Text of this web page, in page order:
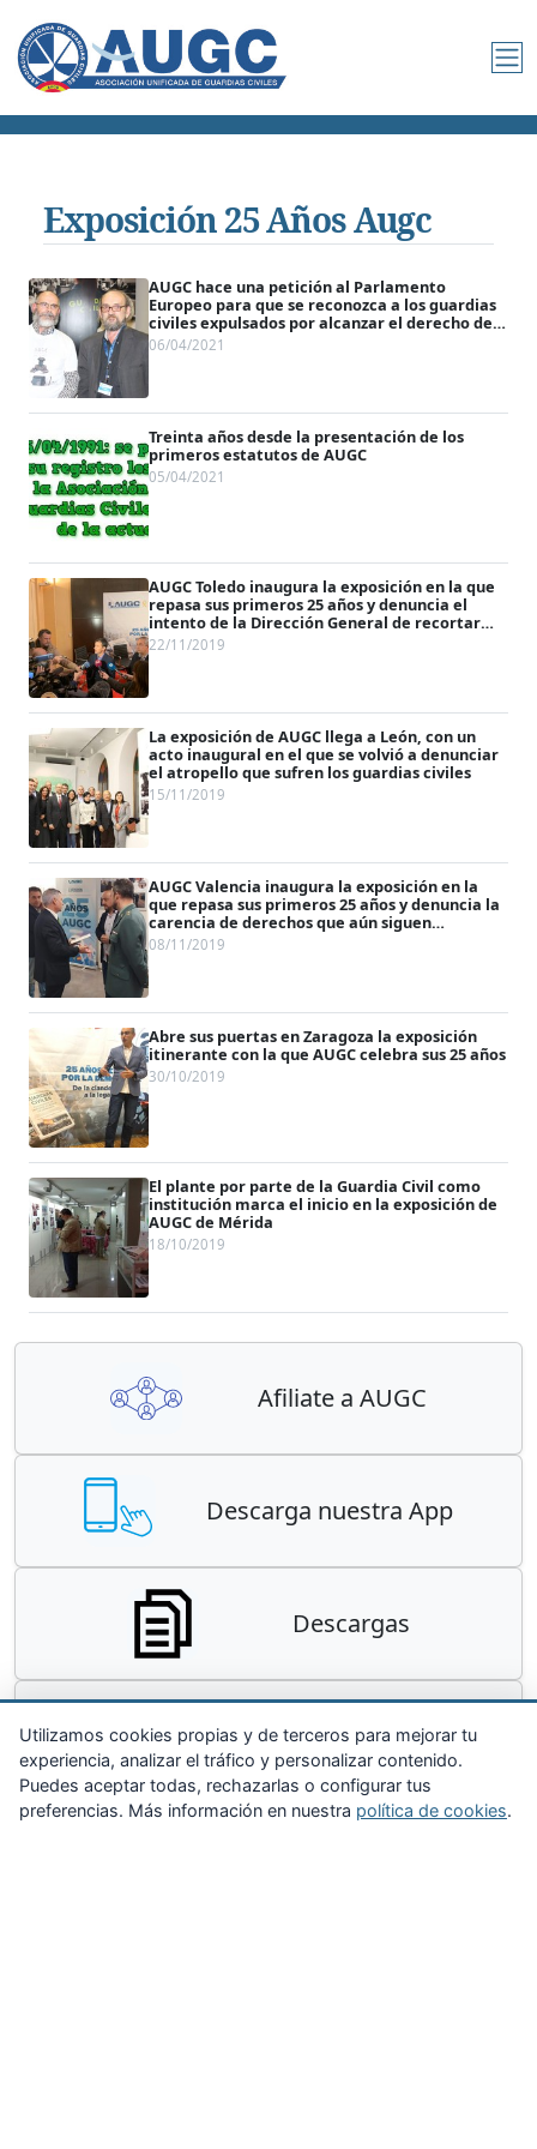
Exposición 25 Años Augc
AUGC hace una petición al Parlamento
Europeo para que se reconozca a los guardias
civiles expulsados por alcanzar el derecho de
asociación profesional
06/04/2021
Treinta años desde la presentación de los
primeros estatutos de AUGC
05/04/2021
AUGC Toledo inaugura la exposición en la que
repasa sus primeros 25 años y denuncia el
intento de la Dirección General de recortar
derechos a los guardias civiles
22/11/2019
La exposición de AUGC llega a León, con un
acto inaugural en el que se volvió a denunciar
el atropello que sufren los guardias civiles
15/11/2019
AUGC Valencia inaugura la exposición en la
que repasa sus primeros 25 años y denuncia la
carencia de derechos que aún siguen
padeciendo los guardias civiles
08/11/2019
Abre sus puertas en Zaragoza la exposición
itinerante con la que AUGC celebra sus 25 años
30/10/2019
El plante por parte de la Guardia Civil como
institución marca el inicio en la exposición de
AUGC de Mérida
18/10/2019
Afiliate a AUGC
Descarga nuestra App
Descargas
Contacta
Utilizamos cookies propias y de terceros para mejorar tu
experiencia, analizar el tráfico y personalizar contenido.
Puedes aceptar todas, rechazarlas o configurar tus
preferencias. Más información en nuestra política de cookies.